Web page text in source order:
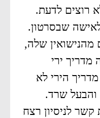
רוצים לדעת.
שבסרטון.
שלה,
ירי
הירי לא
והבעל שרד.
לניסיון רצח